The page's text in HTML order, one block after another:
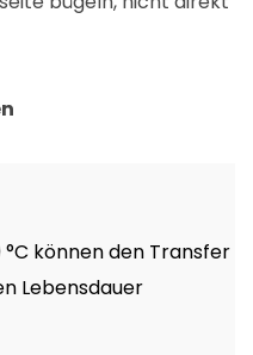
können den Transfer
Lebensdauer